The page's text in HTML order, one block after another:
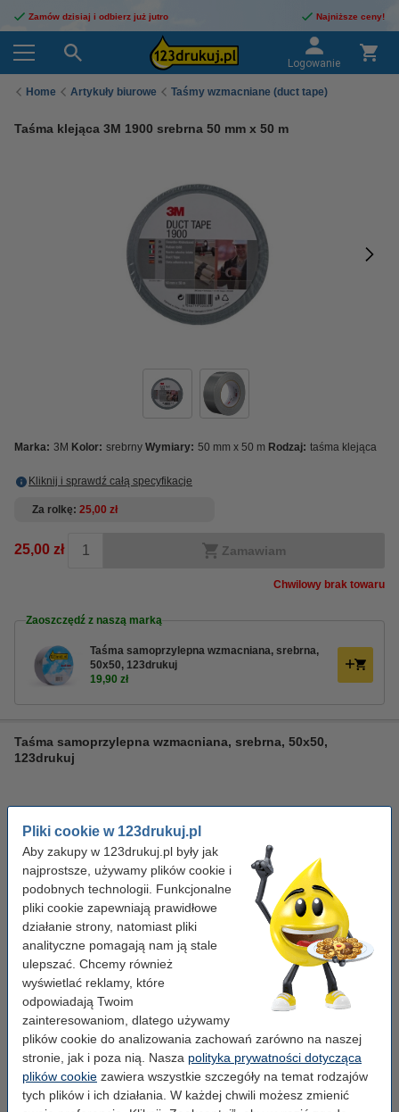
Pliki cookie w 123drukuj.pl
Aby zakupy w 123drukuj.pl były jak
najprostsze, używamy plików cookie i
podobnych technologii. Funkcjonalne
pliki cookie zapewniają prawidłowe
działanie strony, natomiast pliki
analityczne pomagają nam ją stale
ulepszać. Chcemy również
wyświetlać reklamy, które
odpowiadają Twoim
zainteresowaniom, dlatego używamy
plików cookie do analizowania zachowań zarówno na naszej
stronie, jak i poza nią. Nasza polityka prywatności dotycząca
plików cookie zawiera wszystkie szczegóły na temat rodzajów
tych plików i ich działania. W każdej chwili możesz zmienić
Zamów dzisiaj i odbierz już jutro Najniższe ceny!
Logowanie
Home Artykuły biurowe Taśmy wzmacniane (duct tape)
Taśma klejąca 3M 1900 srebrna 50 mm x 50 m
Marka: 3M Kolor: srebrny Wymiary: 50 mm x 50 m Rodzaj: taśma klejąca
Kliknij i sprawdź całą specyfikacje
Za rolkę 25,00 zł
25,00 zł Zamawiam
Chwilowy brak towaru
Zaoszczędź z naszą marką
Taśma samoprzylepna wzmacniana, srebrna,
50x50, 123drukuj
19,90 zł
Taśma samoprzylepna wzmacniana, srebrna, 50x50,
123drukuj
Marka: 123drukuj Kolor:
50 mm x 50 m
Rodzaj:
taśma klejąca
Kolor:Srebrny